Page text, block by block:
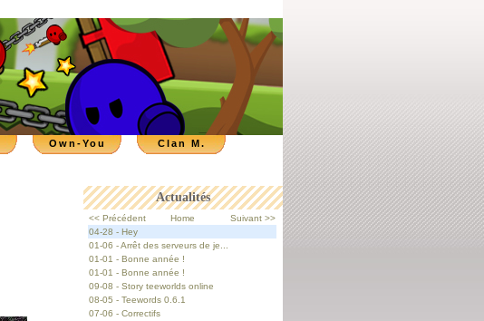
Clan M.
Own-You
Actualités
<< Précédent Home
Suivant >>
04-28 - Hey
01-06 - Arrêt des serveurs de je...
01-01 - Bonne année !
01-01 - Bonne année !
09-08 - Story teeworlds online
08-05 - Teewords 0.6.1
07-06 - Correctifs